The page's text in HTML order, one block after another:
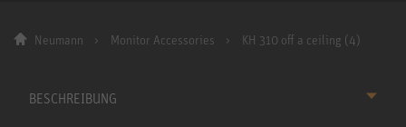
Neumann Monitor Accessories KH 310 off a ceiling (4)
BESCHREIBUNG